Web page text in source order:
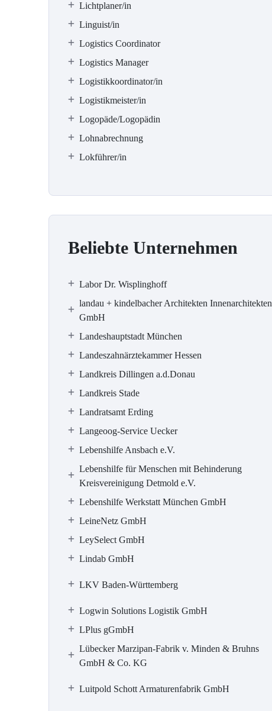
Lichtplaner/in
Linguist/in
Logistics Coordinator
Logistics Manager
Logistikkoordinator/in
Logistikmeister/in
Logopäde/Logopädin
Lohnabrechnung
Lokführer/in
Beliebte Unternehmen
Labor Dr. Wisplinghoff
landau + kindelbacher Architekten Innenarchitekten
GmbH
Landeshauptstadt München
Landeszahnärztekammer Hessen
Landkreis Dillingen a.d.Donau
Landkreis Stade
Landratsamt Erding
Langeoog-Service Uecker
Lebenshilfe Ansbach e.V.
Lebenshilfe für Menschen mit Behinderung
Kreisvereinigung Detmold e.V.
Lebenshilfe Werkstatt München GmbH
LeineNetz GmbH
LeySelect GmbH
Lindab GmbH
LKV Baden-Württemberg
Logwin Solutions Logistik GmbH
LPlus gGmbH
Lübecker Marzipan-Fabrik v. Minden & Bruhns
GmbH & Co. KG
Luitpold Schott Armaturenfabrik GmbH